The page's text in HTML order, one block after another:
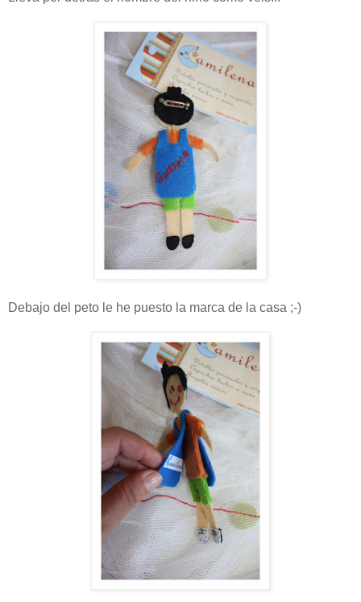
Debajo del peto le he puesto la marca de la casa ;-)